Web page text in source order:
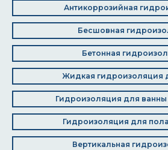
Антикоррозийная
Бесшовная
Бетонная
Жидкая гидроизоляция
Гидроизоляция для ванны
Гидроизоляция для
Вертикальная